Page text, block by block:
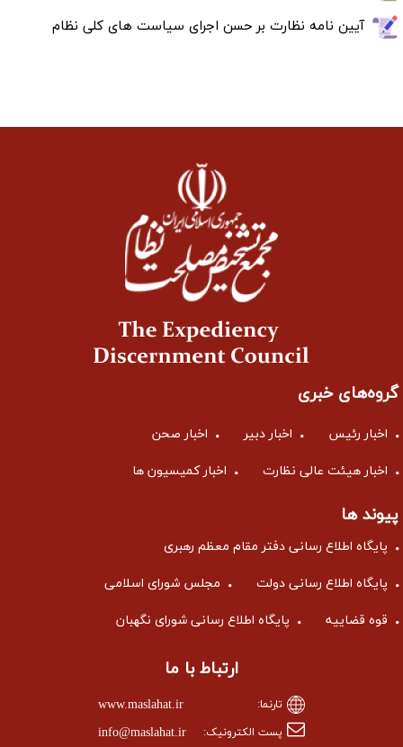
آیین نامه نظارت بر حسن اجرای سیاست های کلی نظام
گروه‌های خبری
اخبار رئیس اخبار دبیر اخبار صحن
اخبار هیئت عالی نظارت اخبار کمیسیون ها
پیوند ها
پایگاه اطلاع رسانی دفتر مقام معظم رهبری
پایگاه اطلاع رسانی دولت مجلس شورای اسلامی
قوه قضاییه پایگاه اطلاع رسانی شورای نگهبان
ارتباط با ما
تارنما: www.maslahat.ir
پست الکترونیک: info@maslahat.ir